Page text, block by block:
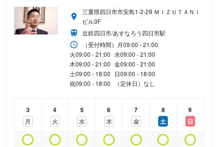
三重県四日市市安島1-2-29 ＭＩＺＵＴＡＮＩ
ビル3F
近鉄四日市/あすなろう四日市駅
（受付時間） 月09:00 - 21:00
火09:00 - 21:00 水09:00 - 21:00
木09:00 - 21:00 金09:00 - 21:00
土09:00 - 18:00 日09:00 - 18:00
祝09:00 - 18:00 （定休日）なし
3
月
4
火
5
水
6
木
7
金
8
土
9
日